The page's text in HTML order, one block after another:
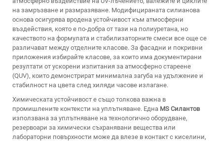
на замръзване и размразяване. Модифицираната силианова
основа осигурява вродена устойчивост към атмосферни
въздействия, която е по-добра от тази на полиуретана, но
качеството на формулата и стабилизаторните смеси все още се
различават между отделните класове. За фасадни и покривни
приложения избирайте класове, за които има документирани
резултати от ускорени изпитания за атмосферно стареене
(QUV), които демонстрират минимална загуба на удължение и
стабилност на цвета след хиляди часове излагане.
Химическата устойчивост е също толкова важна в
промишлените контексти на уплътняване. Една MS Силантов
използвана за уплътняване на технологично оборудване,
резервоари за химически съхранявани вещества или
лабораторни повърхности може да влезе в контакт с киселини,